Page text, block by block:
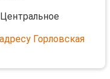
Центральное
Горловская